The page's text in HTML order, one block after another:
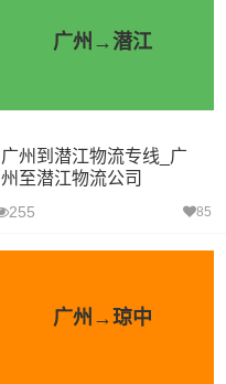
广州→潜江
广州到潜江物流专线_广
州至潜江物流公司
255 85
广州→琼中